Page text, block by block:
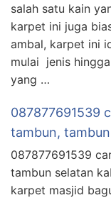
salah satu kain
karpet ini juga
ambal, karpet ini
mulai jenis
yang …
087877691539
tambun,
087877691539
tambun selatan
karpet masjid